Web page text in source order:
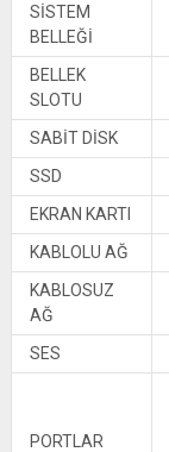
SİSTEM
BELLEĞİ
BELLEK
SLOTU
SABİT DİSK
SSD
EKRAN KARTI
KABLOLU AĞ
KABLOSUZ
AĞ
SES
PORTLAR